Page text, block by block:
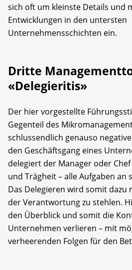
sich oft um kleinste Details und
Entwicklungen in den untersten
Unternehmensschichten ein.
Dritte
«Delegieritis»
Der hier vorgestellte
Gegenteil des
schlussendlich genauso
den Geschäftsgang eines
delegiert der Manager oder
und Trägheit – alle Aufgaben an
Das Delegieren wird somit dazu
der Verantwortung zu stehlen.
den Überblick und somit die
Unternehmen verlieren – mit
verheerenden Folgen für den